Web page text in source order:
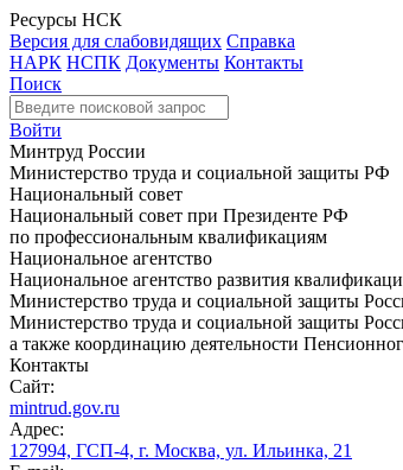
Ресурсы НСК
Версия для слабовидящих Справка
НАРК НСПК Документы Контакты
Поиск
Войти
Минтруд России
Министерство труда и социальной защиты РФ
Национальный совет
Национальный совет при Президенте РФ
по профессиональным квалификациям
Национальное агентство
Национальное агентство развития
Министерство труда и социальной защиты
Министерство труда и социальной защиты
а также координацию деятельности
Контакты
Сайт:
mintrud.gov.ru
Адрес:
127994, ГСП-4, г. Москва, ул. Ильинка, 21